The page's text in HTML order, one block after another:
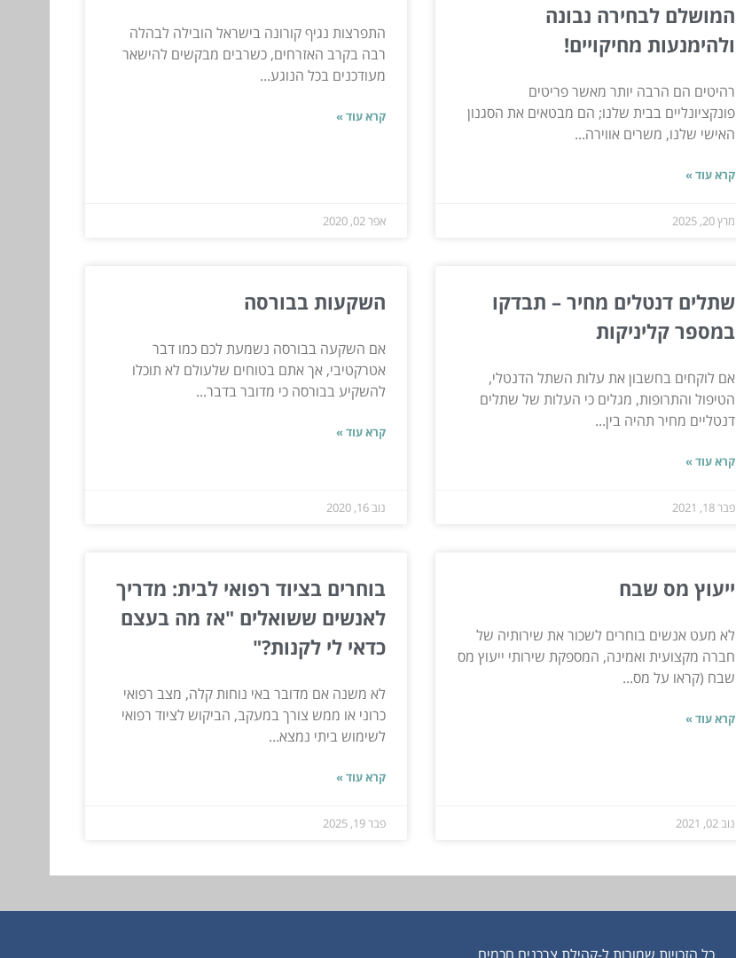
המושלם לבחירה נבונה
ולהימנעות מחיקויים!
רהיטים הם הרבה יותר מאשר פריטים
פונקציונליים בבית שלנו; הם מבטאים את הסגנון
האישי שלנו, משרים אווירה...
קרא עוד »
מרץ 20, 2025
התפרצות נגיף קורונה בישראל הובילה לבהלה
רבה בקרב האזרחים, כשרבים מבקשים להישאר
מעודכנים בכל הנוגע...
קרא עוד »
אפר 02, 2020
שתלים דנטלים מחיר – תבדקו
במספר קליניקות
אם לוקחים בחשבון את עלות השתל הדנטלי,
הטיפול והתרופות, מגלים כי העלות של שתלים
דנטליים מחיר תהיה בין...
קרא עוד »
פבר 18, 2021
השקעות בבורסה
אם השקעה בבורסה נשמעת לכם כמו דבר
אטרקטיבי, אך אתם בטוחים שלעולם לא תוכלו
להשקיע בבורסה כי מדובר בדבר...
קרא עוד »
נוב 16, 2020
ייעוץ מס שבח
לא מעט אנשים בוחרים לשכור את שירותיה של
חברה מקצועית ואמינה, המספקת שירותי ייעוץ מס
שבח (קראו על מס...
קרא עוד »
נוב 02, 2021
בוחרים בציוד רפואי לבית: מדריך
לאנשים ששואלים "אז מה בעצם
כדאי לי לקנות?"
לא משנה אם מדובר באי נוחות קלה, מצב רפואי
כרוני או ממש צורך במעקב, הביקוש לציוד רפואי
לשימוש ביתי נמצא...
קרא עוד »
פבר 19, 2025